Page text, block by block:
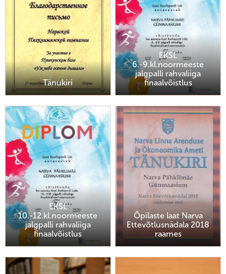
Tänukiri
EKSL
6.-9.kl.noormeeste
jalgpalli rahvaliiga
finaalvõistlus
EKSL
10.-12.kl.noormeeste
jalgpalli rahvaliiga
finaalvõistlus
Õpilaste laat Narva
Ettevõtlusnädala 2018
raames